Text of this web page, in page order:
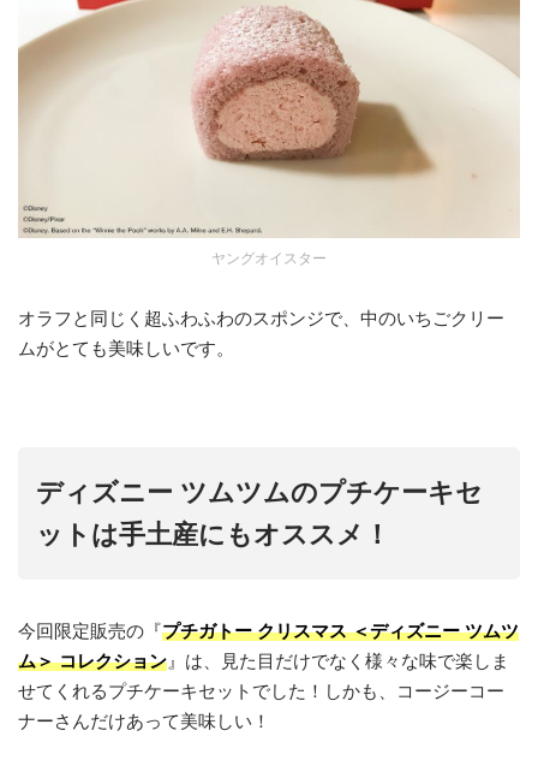
ヤングオイスター
オラフと同じく超ふわふわのスポンジで、中のいちごクリー
ムがとても美味しいです。
ディズニー ツムツムのプチケーキセ
ットは手土産にもオススメ！
今回限定販売の『プチガトー クリスマス ＜ディズニー ツムツ
ム＞ コレクション 』は、見た目だけでなく様々な味で楽しま
せてくれるプチケーキセットでした！しかも、コージーコー
ナーさんだけあって美味しい！